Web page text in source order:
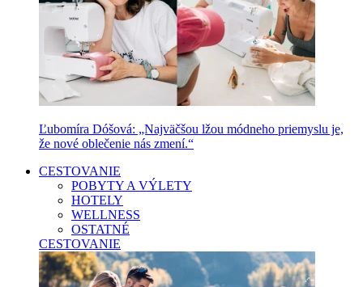
Ľubomíra Dóšová: „Najväčšou lžou módneho priemyslu je,
že nové oblečenie nás zmení.“
CESTOVANIE
POBYTY A VÝLETY
HOTELY
WELLNESS
OSTATNÉ
CESTOVANIE